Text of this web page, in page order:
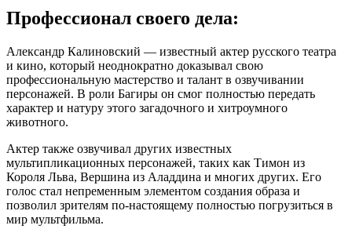
Профессионал своего дела:
Александр Калиновский — известный актер русского театра
и кино, который неоднократно доказывал свою
профессиональную мастерство и талант в озвучивании
персонажей. В роли Багиры он смог полностью передать
характер и натуру этого загадочного и хитроумного
животного.
Актер также озвучивал других известных
мультипликационных персонажей, таких как Тимон из
Короля Льва, Вершина из Аладдина и многих других. Его
голос стал непременным элементом создания образа и
позволил зрителям по-настоящему полностью погрузиться в
мир мультфильма.